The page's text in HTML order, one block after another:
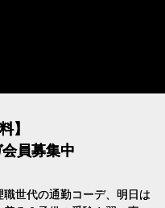
】
員募集中
職世代の通勤コーデ、明日は